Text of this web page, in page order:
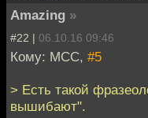
Amazing »
#22 | 06.10.16 09:46
Кому: MCC, #5
> Есть такой
вышибают".